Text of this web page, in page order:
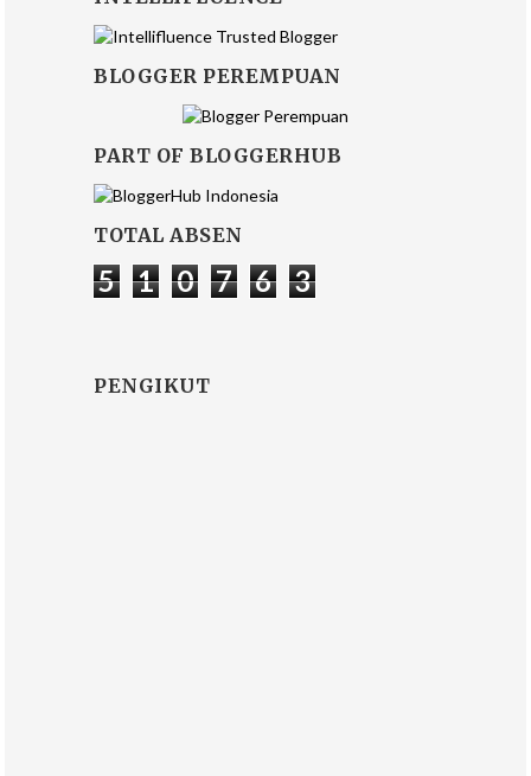
BLOGGER PEREMPUAN
PART OF BLOGGERHUB
TOTAL ABSEN
5 1 0 7 6 3
PENGIKUT